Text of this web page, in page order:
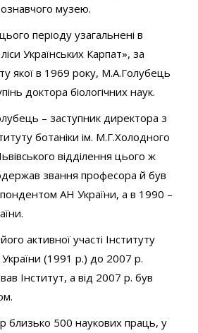
музею.
періоду узагальнені в
Українських Карпат», за
якої в 1969 року, М.А.Голубець
доктора біологічних наук.
– заступник директора з
ботаніки ім. М.Г.Холодного
відділення цього ж
звання професора й був
АН України, а в 1990 –
активної участі Інституту
(1991 р.) до 2007 р.
Інститут, а від 2007 р. був
близько 500 наукових праць, у